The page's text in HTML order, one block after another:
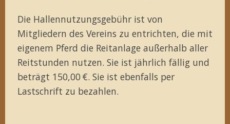
Die Hallennutzungsgebühr ist von
Mitgliedern des Vereins zu entrichten, die mit
eigenem Pferd die Reitanlage außerhalb aller
Reitstunden nutzen. Sie ist jährlich fällig und
beträgt 150,00 €. Sie ist ebenfalls per
Lastschrift zu bezahlen.